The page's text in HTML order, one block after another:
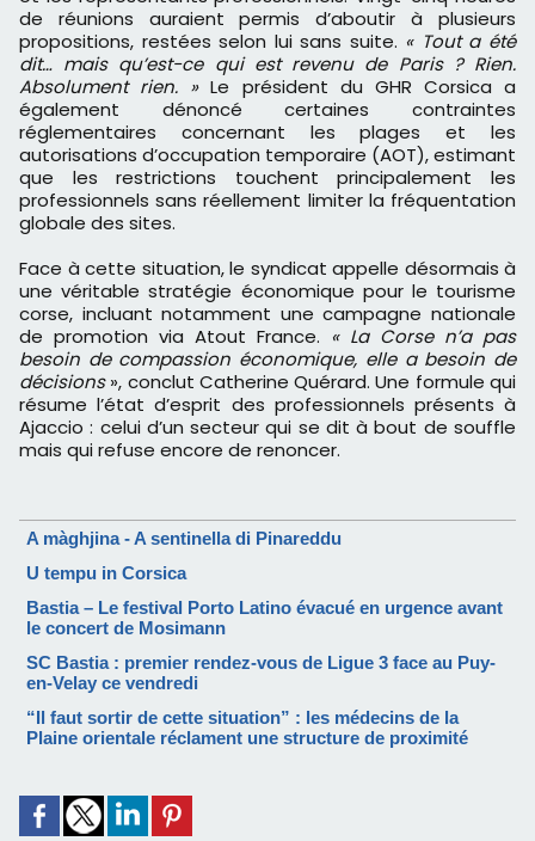
de réunions auraient permis d’aboutir à plusieurs
propositions, restées selon lui sans suite. « Tout a été
dit… mais qu’est-ce qui est revenu de Paris ? Rien.
Absolument rien. »Le président du GHR Corsica a
également dénoncé certaines contraintes
réglementaires concernant les plages et les
autorisations d’occupation temporaire (AOT), estimant
que les restrictions touchent principalement les
professionnels sans réellement limiter la fréquentation
globale des sites.
Face à cette situation, le syndicat appelle désormais à
une véritable stratégie économique pour le tourisme
corse, incluant notamment une campagne nationale
de promotion via Atout France. « La Corse n’a pas
besoin de compassion économique, elle a besoin de
décisions», conclut Catherine Quérard. Une formule qui
résume l’état d’esprit des professionnels présents à
Ajaccio : celui d’un secteur qui se dit à bout de souffle
mais qui refuse encore de renoncer.
A màghjina - A sentinella di Pinareddu
U tempu in Corsica
Bastia – Le festival Porto Latino évacué en urgence avant
le concert de Mosimann
SC Bastia : premier rendez-vous de Ligue 3 face au Puy-
en-Velay ce vendredi
“Il faut sortir de cette situation” : les médecins de la
Plaine orientale réclament une structure de proximité